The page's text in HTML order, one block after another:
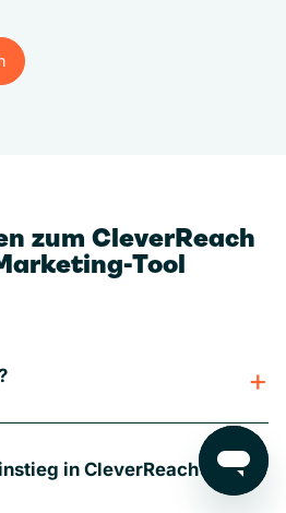
zum CleverReach
Tool
in CleverReach?